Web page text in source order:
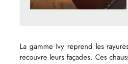
La gamme Ivy reprend les
recouvre leurs façades. Ces